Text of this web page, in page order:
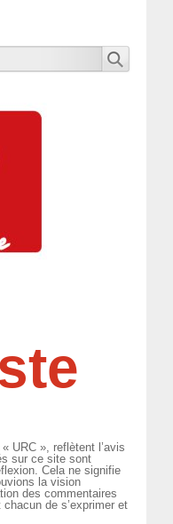
URC », reflètent l’avis
sur ce site sont
Cela ne signifie
la vision
des commentaires
de s’exprimer et